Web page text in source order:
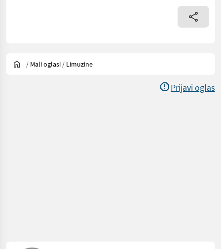
/ Mali oglasi / Limuzine
Prijavi oglas